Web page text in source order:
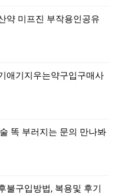
약 미프진 부작용인공유
애기지우는약구입구매사
똑 부러지는 문의 만나봐
불구입방법, 복용및 후기